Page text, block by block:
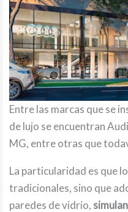
Entre las marcas que se
de lujo se encuentran
MG, entre otras que
La particularidad es que
tradicionales, sino que
paredes de vidrio,